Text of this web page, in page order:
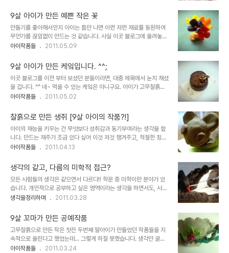
과 같은 모습들을 보면 영락 없습니다. 이..
조언을 드리고자 남기는 포스트니까요. 이 글을 접하게 된 분들은 대부
분 어려움없이 스마트폰을 일상적으로 사용하는 분들일겁니다. 그러
나 주변에 스마트폰을 사용하면서도 어떻게 하면 잘 다룰 수 있을까를
고민하는 분들 적잖이 보실 수 있을 겁니다. 그래서 때때로 그런 분들
께 어떻게 하면 스마트폰을 잘 사용할 수 있도록 알려드릴까 고민한 분
외려 답답해지고 맙니다. 생각만큼 좋은 ..
9살 아이가 만든 예쁜 작은 꽃
만들기를 좋아해서인지 아이는 틈만 나면 이런 저런 재료를 동원하여
무언가를 끊임없이 만드는 것 같습니다. 사실 이곳 블로그에 올려놓은
건 그 일부에 지나지 않습니다. 아이는 자주 아빠의 블로그에 소개해주
니다. 그래서 아이에게 조만간 혼자 가지고 놀 수 있는 블로그 공간을
마련해 주어야 하는 건 아닌지 고민하는 중입니다. ^^ 이번 보여드릴
아이의 작품?은 플레이콘을 재료로 만든 예쁜 작은 꽃입니다. 아이의
손이 작기 때문에 가능했을 만큼 작은 크기입니다. 그 크기를 확인하시
기 쉽도록 100원짜리 동전과 비교하여 사진을 한장 찍어 두었습니다.
느낌을 줍니다. 아이가 만든 ..
아이작품들 2011.05.09
9살 아이가 만든 케잌입니다. ^^;
이곳 블로그를 이전 부터 보셨던 분들이라면, 대충 제목에서 눈치 채셨
을 겁니다. ^^ 네~ 먹을 수 있는 케잌은 아니구요. 아이가 고무찰흙으
로 만든 미니어쳐 케잌입니다. ㅎ 아주 세밀하게 만들었다고는 할 수
것이 느껴집니다. -근데, 아이는 아빠가 자꾸 자신이 만든 것과 다르게
본다고 생각했는지 친절?하게 이름까지 붙여서 가져왔습니다. ㅋ- 특
히 초코케잌 위의 곰 캐릭터 초콜렛, 그리고 녹차케잌 위의 녹차잎과
체리같아 보이는 데코가 인상적입니다. ▲ 9살 아이가 만든 케잌 (모
니터 설정 따라 색상이 좀 진하게 또는 상이하게 보일 수가 있습니다.)
고 보니 아이가 만든 ..
아이작품들 2011.05.02
찰흙으로 만든 생쥐 [9살 아이의 작품?!]
아이의 재능을 키우는 건 무엇보다 성취감과 동기부여라는 생각을 합
니다. 만드는 재주가 조금 있다 싶어 이것 저것 챙겨주고, 적절한 칭찬
과 더불어 만들어 온 결과물들을 블로그에 소개하는 것만으로도 아이
을 느낍니다. 이전에도 몇 차례 아이의 작품?들을 소개해드린 적이 있
는데... 아이가 뭔가 만드는 것에 흥미를 느끼고 잘 만든다는 사실 보다
그 과정들을 지켜 보면서 제가 좋게 보는 것은 재활용품을 활용하여 만
들었던 물고기와 플레이콘으로 만든 안드로이드 산타 그리고 장미 꽃
으로 치장한 예쁜 찻잔과 토끼와 거북이, Cut the Rope라고 하는 게
의 선택도 한정적이지 않다는 ..
아이작품들 2011.04.13
생각의 같고, 다름의 미학적 접근?
모든 사람들의 생각은 같으면서 다르다!! 학문 중 미학이란 분야가 있
습니다. 개인적으로 공부하고 싶은 영역이라는 생각을 하면서도, 사실
어떻게 접근해야 할지 알 수 없어 생각만으로 지금껏 겉도는 느낌입니
하는 미학의 관점과 나의 생각이 일치하는가?" 라는 차원은 다를 수 있
다고 생각합니다. 하지만 그러면서도 한편으론 일맥할 수 있지 않을까
라는 생각과 함께 좀처럼 복잡하니 그 관심의 대상으로서는 지워지지
가 않습니다. ▲ 생각의 교차를 이미지로 형상화 한듯 보입니다. 이것
이 미학일까요? 경구로 표현되는 미학적 접근에 따르는 하나의 예로서
생각을정리하며 2011.03.28
9살 꼬마가 만든 공예작품
고무찰흙으로 만든 작은 찻잔 두번째 딸아이가 만들었던 작품들을 지
속적으로 올린다고 했었는데... 그렇게 하질 못했습니다. 생각만 굴뚝
같지 이래 저래 무슨 핑계거리가 그리도 많은건지 이제야 또하나의 작
아이작품들 2011.03.24